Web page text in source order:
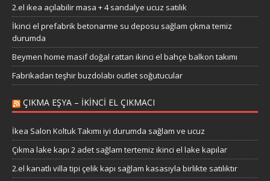
2.el ikea açılabilir masa + 4 sandalye ucuz satılık
İkinci el prefabrik betonarme su deposu sağlam çıkma temiz
durumda
Beymen home masif doğal rattan ikinci el bahçe balkon takımı
Fabrikadan teşhir buzdolabı outlet soğutucular
ÇIKMA EŞYA – IKINCI EL ÇIKMACI
İkea Salon Koltuk Takımı iyi durumda sağlam ve ucuz
Çıkma lake kapı 2 adet sağlam tertemiz ikinci el lake kapılar
2.el kanatlı villa tipi çelik kapı sağlam kasasıyla birlikte satılıktır